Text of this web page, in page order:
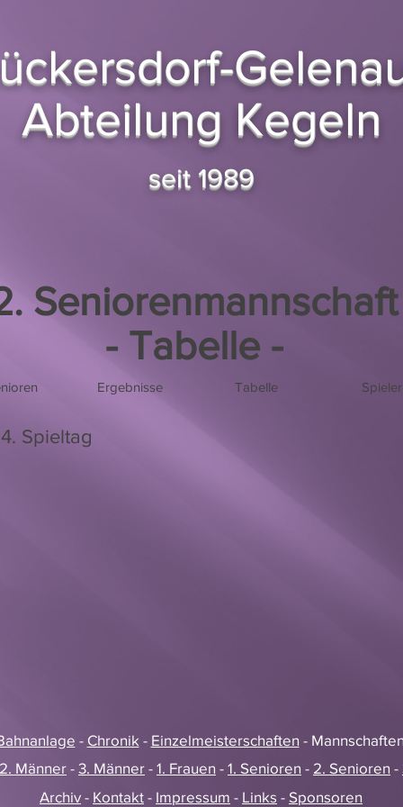
Abteilung Kegeln
seit 1989
Seniorenmannschaft
- Tabelle -
Ergebnisse Tabelle Spieler
Spieltag
- Chronik - Einzelmeisterschaften -
2. Männer - 3. Männer - 1. Frauen - 1. Senioren - 2. Senioren -
Archiv - Kontakt - Impressum - Links - Sponsoren